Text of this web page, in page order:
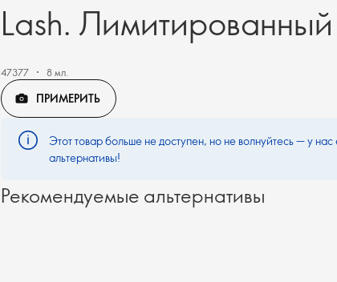
Lash.
47377 8 мл.
ПРИМЕРИТЬ
Этот товар больше не доступен, но не волнуйтесь — у нас
альтернативы!
Рекомендуемые альтернативы